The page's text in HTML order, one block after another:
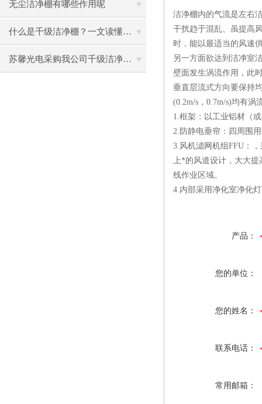
助力环保型半导体产业发展
无尘洁净棚有哪些作用呢
什么是千级洁净棚？一文读懂其结构特点与局部净化优势
苏馨光电采购我公司千级洁净棚普通工作台一批（7月07日）已顺利交货
洁净棚内的气流是左右
干扰趋于混乱、虽提高
时，能以最适当的风速
另一方面欲达到洁净室
壁面发生涡流作用，此
垂直层流式方向要保持
(0.2m/s，0.7m/s)均有涡
1.框架：以工业铝材（
2.防静电垂帘：四周围
3.风机滤网机组FFU：
上*的风道设计，大大提
线作业区域。
4.内部采用净化室净化
产品：
您的单位：
您的姓名：
联系电话：
常用邮箱：